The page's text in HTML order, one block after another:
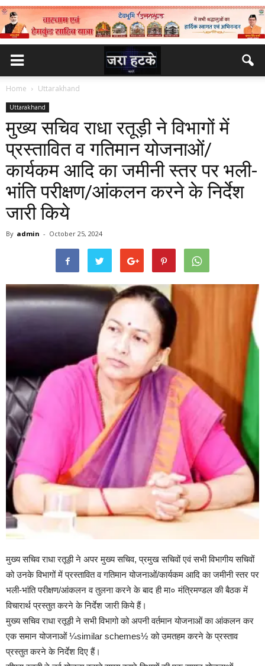
Home Uttarakhand
Uttarakhand
मुख्य सचिव राधा रतूड़ी ने विभागों में
प्रस्तावित व गतिमान योजनाओं/
कार्यकम आदि का जमीनी स्तर पर भली-
भांति परीक्षण/आंकलन करने के निर्देश
जारी किये
By admin - October 25, 2024
मुख्य सचिव राधा रतूड़ी ने अपर मुख्य सचिव, प्रमुख सचिवों एवं सभी विभागीय सचिवों
को उनके विभागों में प्रस्तावित व गतिमान योजनाओं/कार्यकम आदि का जमीनी स्तर पर
भली-भांति परीक्षण/आंकलन व तुलना करने के बाद ही मा० मंत्रिमण्डल की बैठक में
विचारार्थ प्रस्तुत करने के निर्देश जारी किये हैं।
मुख्य सचिव राधा रतूड़ी ने सभी विभागो को अपनी वर्तमान योजनाओं का आंकलन कर
एक समान योजनाओं ¼similar schemes½ को उमतहम करने के प्रस्ताव
प्रस्तुत करने के निर्देश दिए हैं।